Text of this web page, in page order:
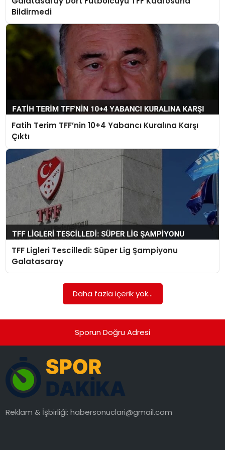
SAĞLIK
SIYASET
SPOR
YAŞAM
Bildirmedi
Fatih Terim TFF’nin 10+4 Yabancı Kuralına Karşı
Çıktı
TFF Ligleri Tescilledi: Süper Lig Şampiyonu
Galatasaray
Daha fazla içerik yok...
Sporun Doğru Adresi
Reklam & İşbirliği:habersonuclari@gmail.com